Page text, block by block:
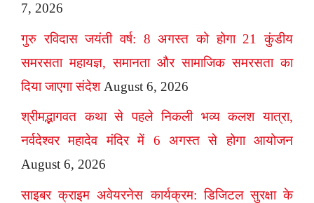
7, 2026
गुरु रविदास जयंती वर्ष: 8 अगस्त को होगा 21 कुंडीय
समरसता महायज्ञ, समानता और सामाजिक समरसता का
दिया जाएगा संदेश August 6, 2026
श्रीमद्भागवत कथा से पहले निकली भव्य कलश यात्रा,
नर्वदेश्वर महादेव मंदिर में 6 अगस्त से होगा आयोजन
August 6, 2026
साइबर क्राइम अवेयरनेस कार्यक्रम: डिजिटल सुरक्षा के